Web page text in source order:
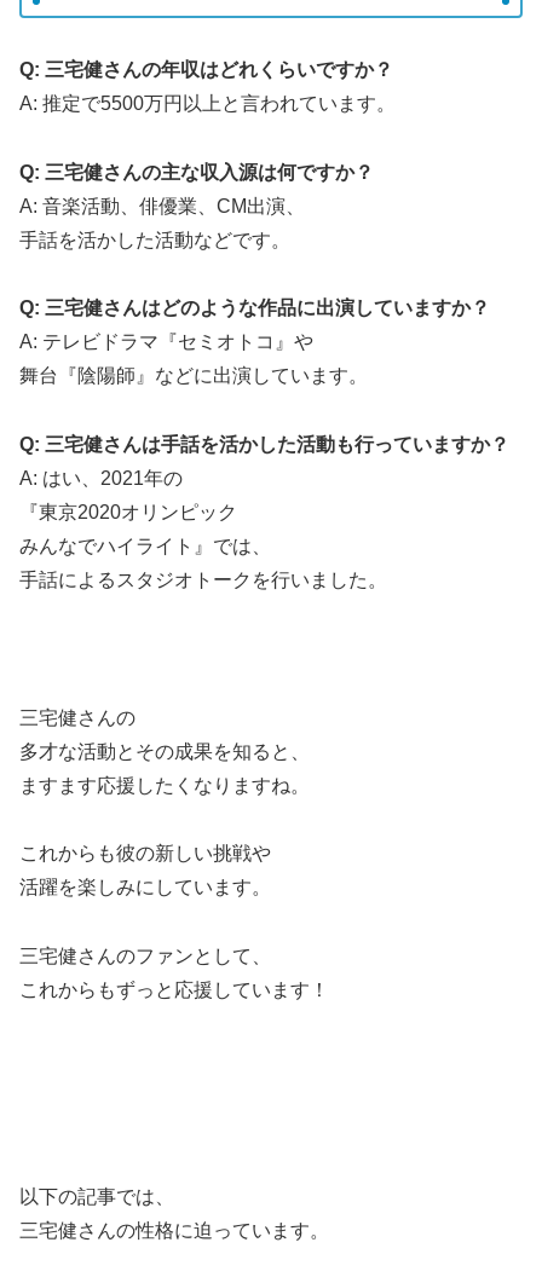
Q: 三宅健さんの年収はどれくらいですか？
A: 推定で5500万円以上と言われています。
Q: 三宅健さんの主な収入源は何ですか？
A: 音楽活動、俳優業、CM出演、
手話を活かした活動などです。
Q: 三宅健さんはどのような作品に出演していますか？
A: テレビドラマ『セミオトコ』や
舞台『陰陽師』などに出演しています。
Q: 三宅健さんは手話を活かした活動も行っていますか？
A: はい、2021年の
『東京2020オリンピック
みんなでハイライト』では、
手話によるスタジオトークを行いました。
三宅健さんの
多才な活動とその成果を知ると、
ますます応援したくなりますね。
これからも彼の新しい挑戦や
活躍を楽しみにしています。
三宅健さんのファンとして、
これからもずっと応援しています！
以下の記事では、
三宅健さんの性格に迫っています。